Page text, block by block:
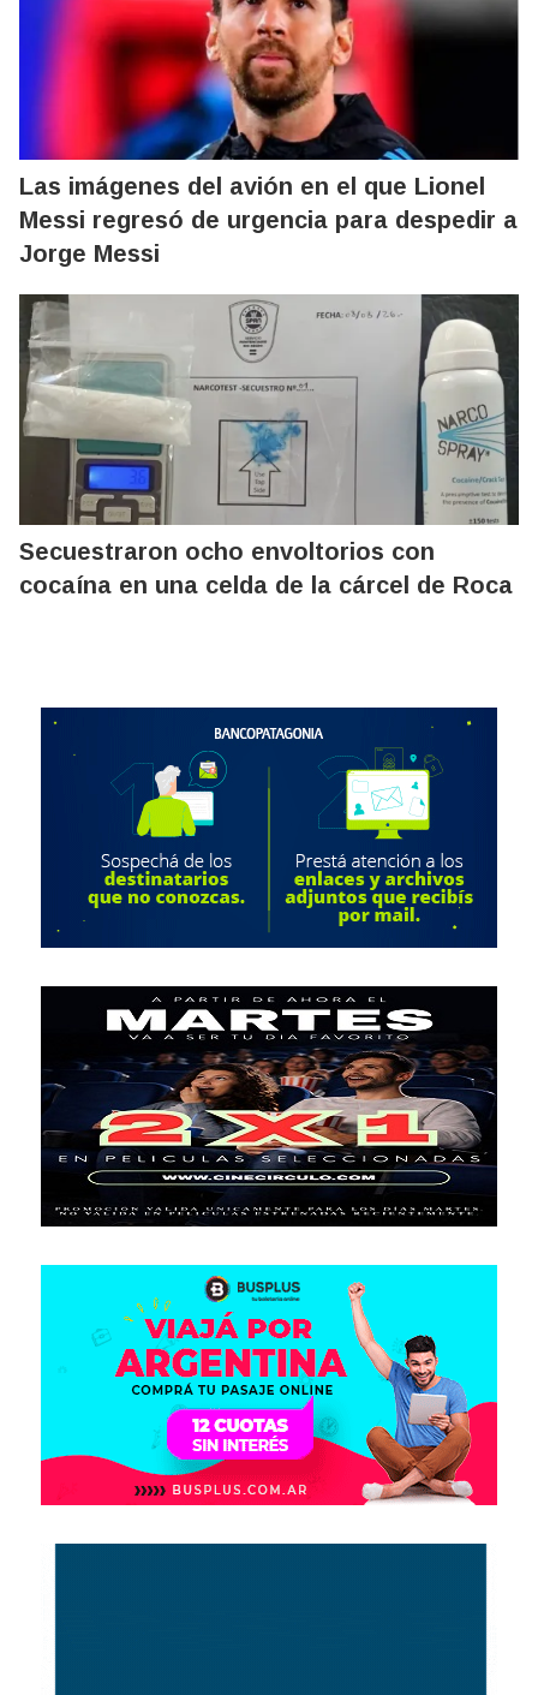
Las imágenes del avión en el que Lionel
Messi regresó de urgencia para despedir a
Jorge Messi
Secuestraron ocho envoltorios con
cocaína en una celda de la cárcel de Roca